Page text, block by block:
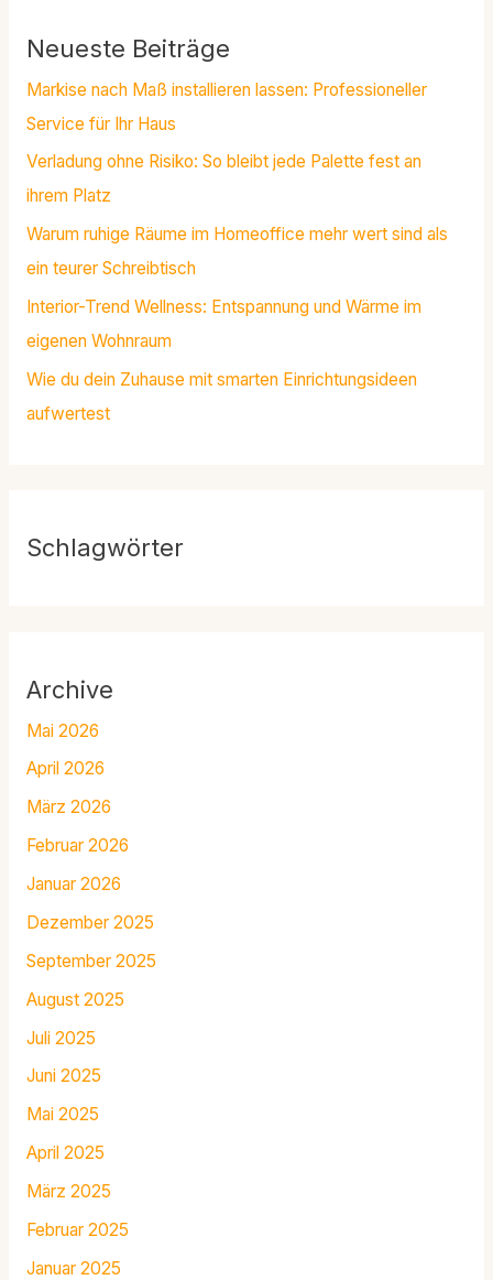
Neueste Beiträge
Markise nach Maß installieren lassen: Professioneller
Service für Ihr Haus
Verladung ohne Risiko: So bleibt jede Palette fest an
ihrem Platz
Warum ruhige Räume im Homeoffice mehr wert sind als
ein teurer Schreibtisch
Interior-Trend Wellness: Entspannung und Wärme im
eigenen Wohnraum
Wie du dein Zuhause mit smarten Einrichtungsideen
aufwertest
Schlagwörter
Archive
Mai 2026
April 2026
März 2026
Februar 2026
Januar 2026
Dezember 2025
September 2025
August 2025
Juli 2025
Juni 2025
Mai 2025
April 2025
März 2025
Februar 2025
Januar 2025